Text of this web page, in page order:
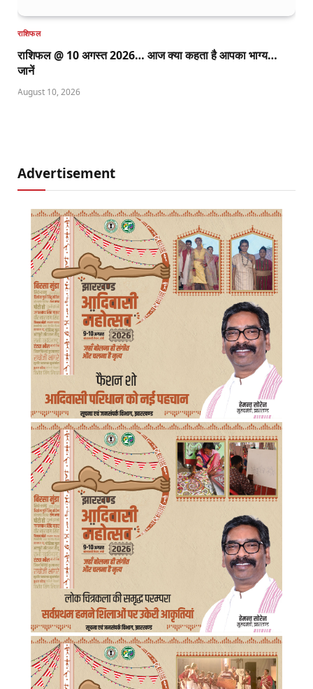
राशिफल
राशिफल @ 10 अगस्त 2026… आज क्या कहता है आपका भाग्य…
जानें
August 10, 2026
Advertisement